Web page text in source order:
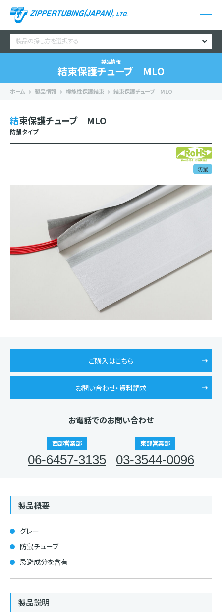
製品の探し方を選択する
製品情報
結束保護チューブ MLO
ホーム 製品情報 機能性保護結束 結束保護チューブ MLO
結束保護チューブ MLO
防鼠タイプ
防鼠
ご購入はこちら
お問い合わせ・資料請求
お電話でのお問い合わせ
西部営業部
06-6457-3135
東部営業部
03-3544-0096
製品概要
グレー
防鼠チューブ
忌避成分を含有
製品説明